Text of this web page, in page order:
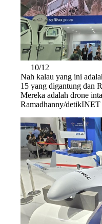
10/12
Nah kalau yang ini
15 yang digantung dan
Mereka adalah drone
Ramadhanny/detikINET